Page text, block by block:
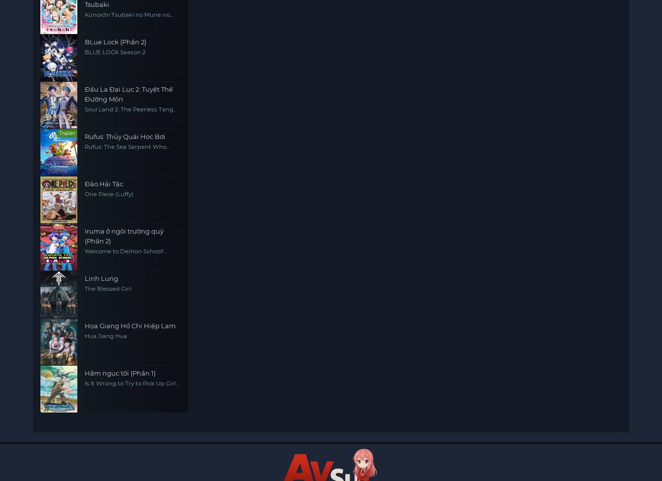
Tsubaki
Kunoichi Tsubaki no Mune no
BLue Lock (Phần 2)
BLUE LOCK Season 2
Đấu La Đại Lục 2: Tuyệt Thế
Đường Môn
Soul Land 2: The Peerless Tang
Trailer Rufus: Thủy Quái Học Bơi
Rufus: The Sea Serpent Who
Đảo Hải Tặc
One Piece (Luffy)
Iruma ở ngôi trường quỷ
(Phần 2)
Welcome to Demon School!
Linh Lung
The Blessed Girl
Họa Giang Hồ Chi Hiệp Lam
Hua Jiang Hua
Hầm ngục tối (Phần 1)
Is It Wrong to Try to Pick Up Girls